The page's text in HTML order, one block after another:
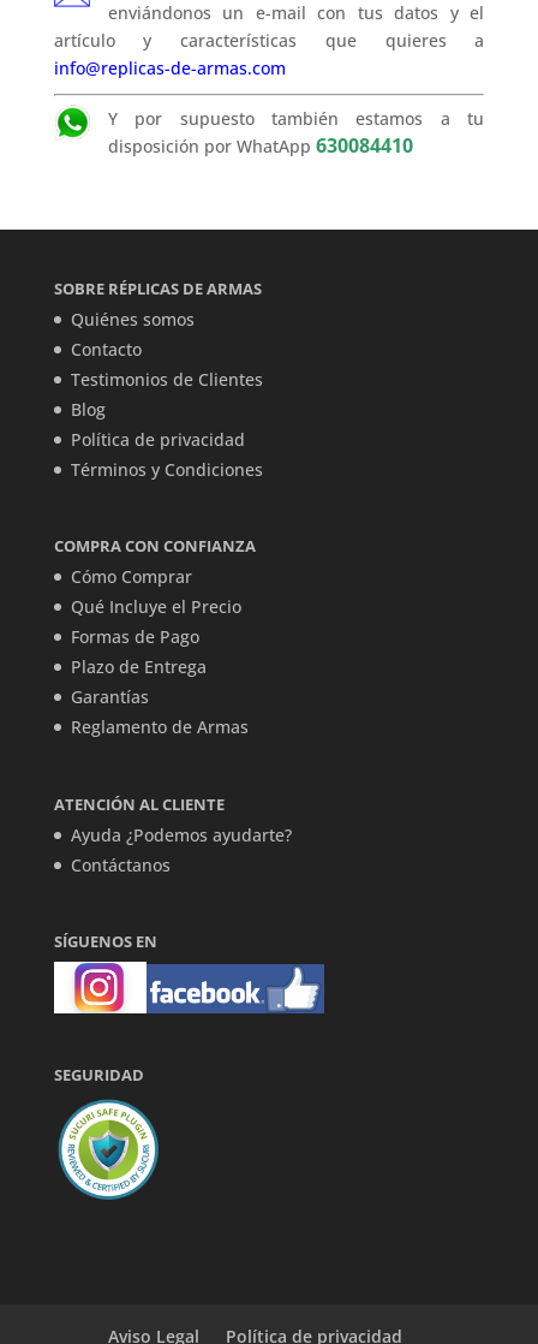
enviándonos un e-mail con tus datos y el
artículo y características que quieres a
info@replicas-de-armas.com
Y por supuesto también estamos a tu
disposición por WhatApp 630084410
SOBRE RÉPLICAS DE ARMAS
Quiénes somos
Contacto
Testimonios de Clientes
Blog
Política de privacidad
Términos y Condiciones
COMPRA CON CONFIANZA
Cómo Comprar
Qué Incluye el Precio
Formas de Pago
Plazo de Entrega
Garantías
Reglamento de Armas
ATENCIÓN AL CLIENTE
Ayuda ¿Podemos ayudarte?
Contáctanos
SÍGUENOS EN
SEGURIDAD
Aviso Legal Política de privacidad